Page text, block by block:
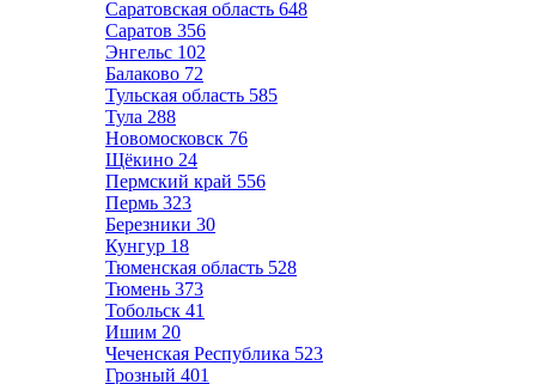
Саратовская область 648
Саратов 356
Энгельс 102
Балаково 72
Тульская область 585
Тула 288
Новомосковск 76
Щёкино 24
Пермский край 556
Пермь 323
Березники 30
Кунгур 18
Тюменская область 528
Тюмень 373
Тобольск 41
Ишим 20
Чеченская Республика 523
Грозный 401